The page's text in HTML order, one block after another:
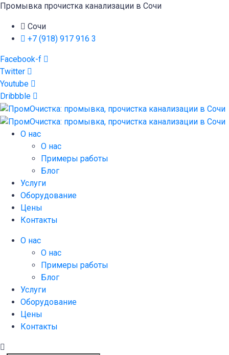
Промывка прочистка канализации в Сочи
Сочи
+7 (918) 917 916 3
Facebook-f
Twitter
Youtube
Dribbble
О нас
О нас
Примеры работы
Блог
Услуги
Оборудование
Цены
Контакты
О нас
О нас
Примеры работы
Блог
Услуги
Оборудование
Цены
Контакты